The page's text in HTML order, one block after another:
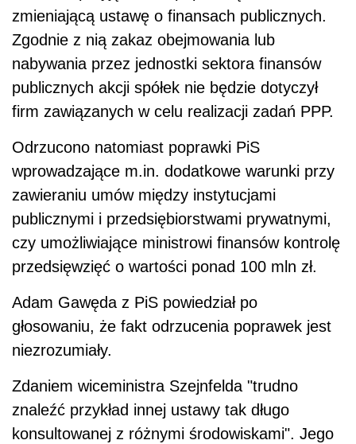
zmieniającą ustawę o finansach publicznych.
Zgodnie z nią zakaz obejmowania lub
nabywania przez jednostki sektora finansów
publicznych akcji spółek nie będzie dotyczył
firm zawiązanych w celu realizacji zadań PPP.
Odrzucono natomiast poprawki PiS
wprowadzające m.in. dodatkowe warunki przy
zawieraniu umów między instytucjami
publicznymi i przedsiębiorstwami prywatnymi,
czy umożliwiające ministrowi finansów kontrolę
przedsięwzięć o wartości ponad 100 mln zł.
Adam Gawęda z PiS powiedział po
głosowaniu, że fakt odrzucenia poprawek jest
niezrozumiały.
Zdaniem wiceministra Szejnfelda "trudno
znaleźć przykład innej ustawy tak długo
konsultowanej z różnymi środowiskami". Jego